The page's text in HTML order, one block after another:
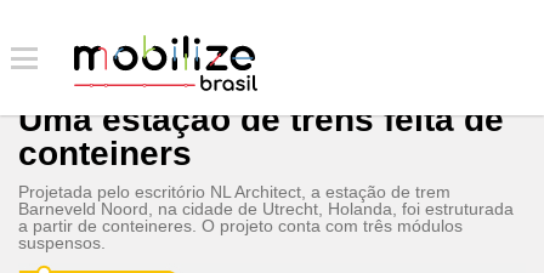
Uma estação de trens feita de
conteiners
Projetada pelo escritório NL Architect, a estação de trem
Barneveld Noord, na cidade de Utrecht, Holanda, foi estruturada
a partir de conteineres. O projeto conta com três módulos
suspensos.